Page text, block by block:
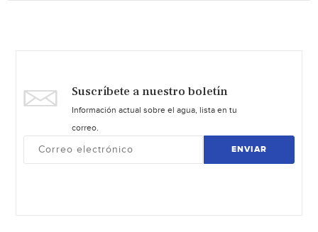
Suscríbete a nuestro boletín
Información actual sobre el agua, lista en tu
correo.
ENVIAR